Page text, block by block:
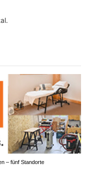
– fünf Standorte